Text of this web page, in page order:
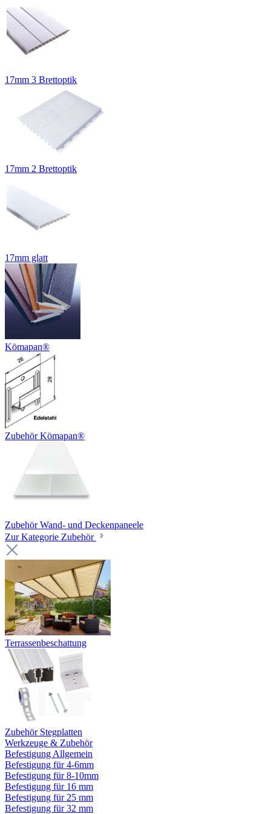
17mm 3 Brettoptik
17mm 2 Brettoptik
17mm glatt
Kömapan®
Zubehör Kömapan®
Zubehör Wand- und Deckenpaneele
Zur Kategorie Zubehör
Terrassenbeschattung
Zubehör Stegplatten
Werkzeuge & Zubehör
Befestigung Allgemein
Befestigung für 4-6mm
Befestigung für 8-10mm
Befestigung für 16 mm
Befestigung für 25 mm
Befestigung für 32 mm